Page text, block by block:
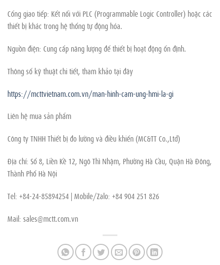
Cổng giao tiếp: Kết nối với PLC (Programmable Logic Controller) hoặc các
thiết bị khác trong hệ thống tự động hóa.
Nguồn điện: Cung cấp năng lượng để thiết bị hoạt động ổn định.
Thông số kỹ thuật chi tiết, tham khảo tại đây
https://mcttvietnam.com.vn/man-hinh-cam-ung-hmi-la-gi
Liên hệ mua sản phẩm
Công ty TNHH Thiết bị đo lường và điều khiển (MC&TT Co.,Ltd)
Địa chỉ: Số 8, Liền Kề 12, Ngô Thì Nhậm, Phường Hà Cầu, Quận Hà Đông,
Thành Phố Hà Nội
Tel: +84-24-85894254 | Mobile/Zalo: +84 904 251 826
Mail: sales@mctt.com.vn